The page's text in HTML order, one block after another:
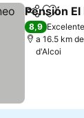
Partilhar
Pensión
8,9 Excelente
a 16.5 km
d'Alcoi